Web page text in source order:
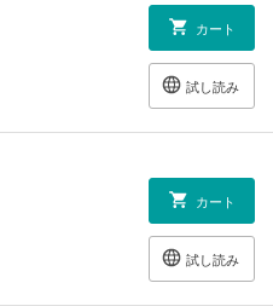
カート
試し読み
カート
試し読み